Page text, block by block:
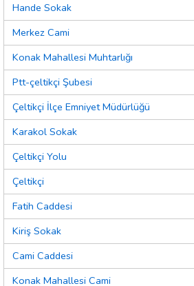
Hande Sokak
Merkez Cami
Konak Mahallesi Muhtarlığı
Ptt-çeltikçi Şubesi
Çeltikçi İlçe Emniyet Müdürlüğü
Karakol Sokak
Çeltikçi Yolu
Çeltikçi
Fatih Caddesi
Kiriş Sokak
Cami Caddesi
Konak Mahallesi Cami